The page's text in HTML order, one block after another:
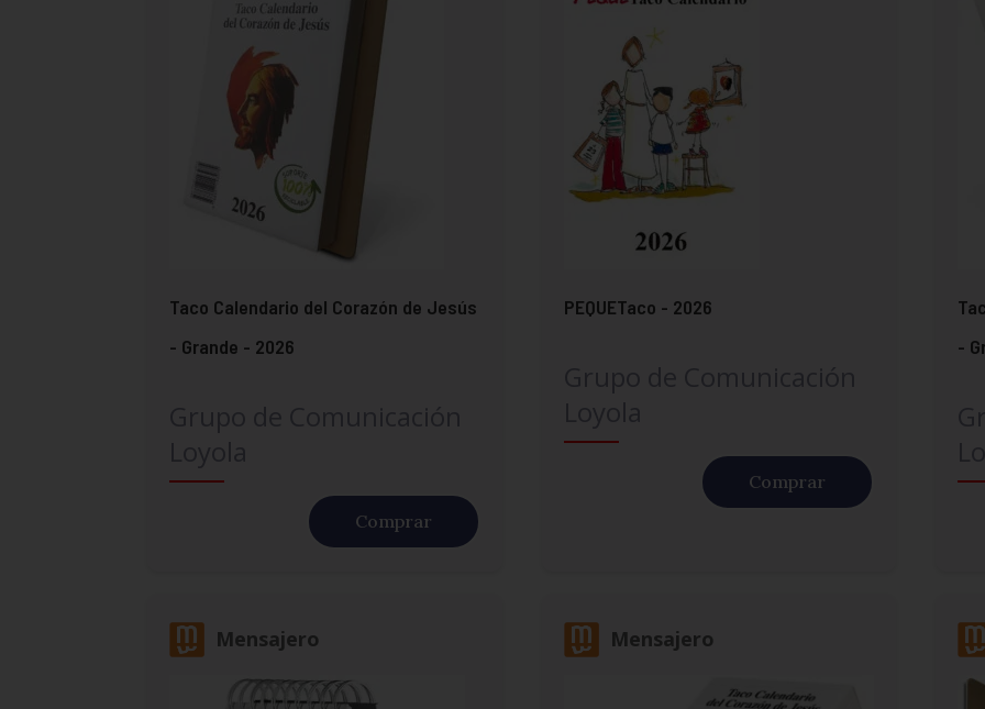
Taco Calendario del Corazón de Jesús
- Grande - 2026
Comprar
PEQUETaco - 2026
Comprar
-
Mensajero Mensajero